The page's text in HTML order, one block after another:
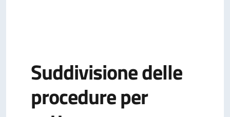
Suddivisione delle
procedure per